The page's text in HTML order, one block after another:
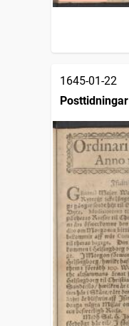
1645-01-22
Posttidningar